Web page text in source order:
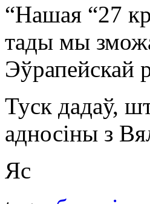
“Нашая “27
тады мы
Эўрапейскай
Туск дадаў,
адносіны з
Яс